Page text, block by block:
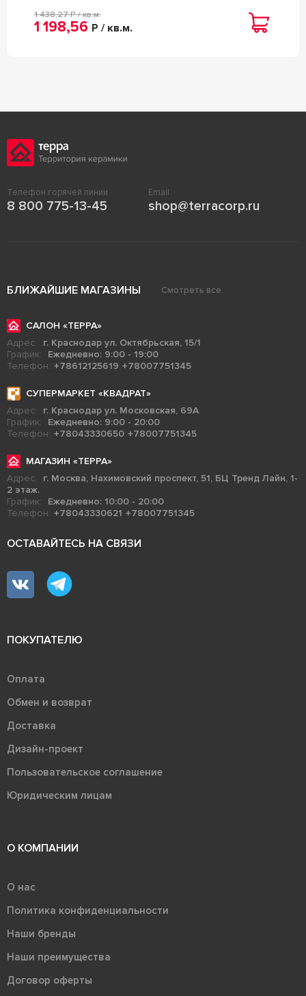
1 438,27Р / кв.м.
1 198,56 Р / кв.м.
Телефон горячей линии
8 800 775-13-45
Email
shop@terracorp.ru
БЛИЖАЙШИЕ МАГАЗИНЫ Смотреть все
САЛОН «ТЕРРА»
Адрес:
г. Краснодар ул. Октябрьская, 15/1
График:
Ежедневно: 9:00 - 19:00
Телефон: +78612125619 +78007751345
СУПЕРМАРКЕТ «КВАДРАТ»
Адрес:
г. Краснодар ул. Московская, 69А
График:
Ежедневно: 9:00 - 20:00
Телефон: +78043330650 +78007751345
МАГАЗИН «ТЕРРА»
Адрес:
г. Москва, Нахимовский проспект, 51, БЦ Тренд Лайн, 1-
2 этаж.
График:
Ежедневно: 10:00 - 20:00
Телефон: +78043330621 +78007751345
ОСТАВАЙТЕСЬ НА СВЯЗИ
ПОКУПАТЕЛЮ
Оплата
Обмен и возврат
Доставка
Дизайн-проект
Пользовательское соглашение
Юридическим лицам
О КОМПАНИИ
О нас
Политика конфиденциальности
Наши бренды
Наши преимущества
Договор оферты